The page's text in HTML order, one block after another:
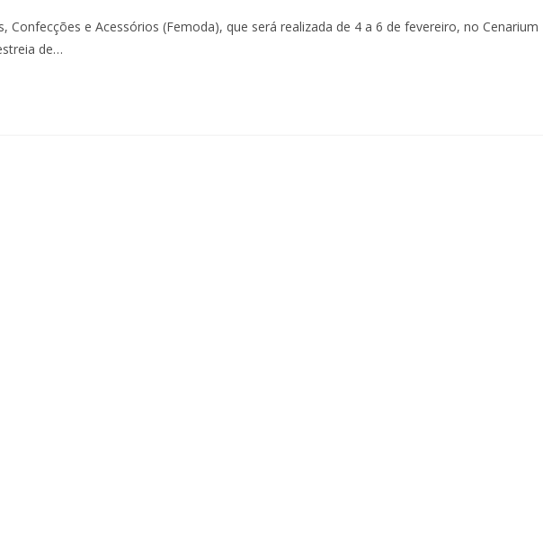
Confecções e Acessórios (Femoda), que será realizada de 4 a 6 de fevereiro, no Cenarium
de…